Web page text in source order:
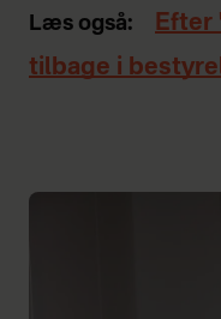
Læs også:
Efter
tilbage i